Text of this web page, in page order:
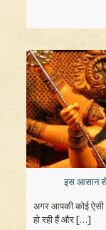
इस आसान से
अगर आपकी कोई ऐसी
हो रही हैं और[…]